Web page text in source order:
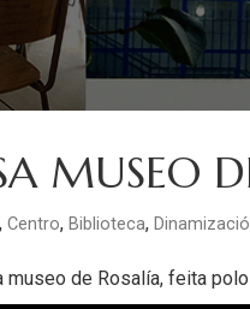
MUSEO
, Centro, Biblioteca,
de Rosalía, feita polo